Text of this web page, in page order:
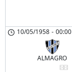
10/05/1958 - 00:00
ALMAGRO